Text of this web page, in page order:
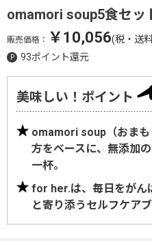
omamori soup5食セッ
販売価格： ￥10,056(税・送
93ポイント還元
美味しい！ポイント
omamori soup（おまも
方をベースに、無添加
一杯。
for her.は、毎日をがん
と寄り添うセルフケアブ